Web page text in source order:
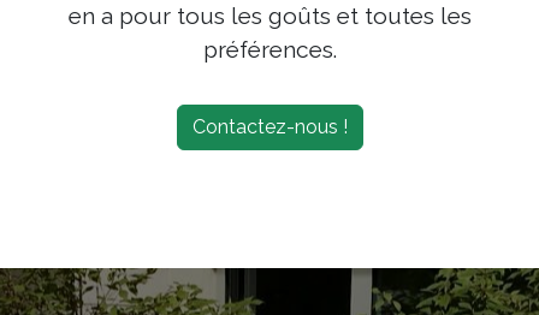
en a pour tous les goûts et toutes les
préférences.
Contactez-nous !